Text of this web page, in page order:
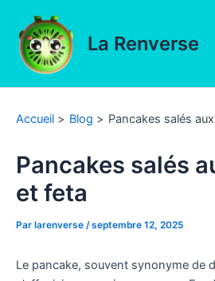
contenu
La Renverse
Accueil Blog Pancakes salés
Pancakes salés
et feta
Par larenverse /septembre 12, 2025
Le pancake, souvent synonyme de